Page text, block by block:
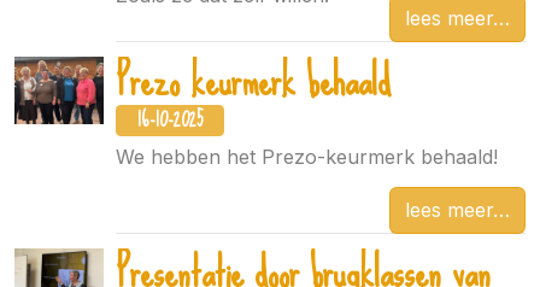
lees meer
Prezo keurmerk behaald
16-10-2025
We hebben het Prezo-keurmerk behaald!
lees meer